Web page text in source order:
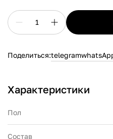
1
Поделиться:telegram
Характеристики
Пол
Состав